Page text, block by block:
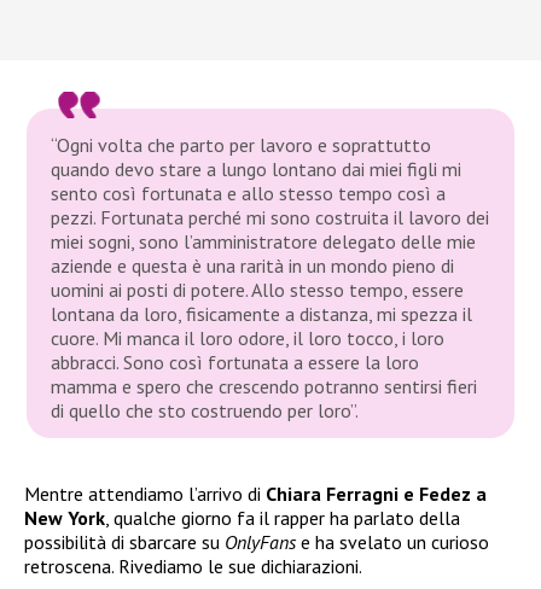
“Ogni volta che parto per lavoro e soprattutto
quando devo stare a lungo lontano dai miei figli mi
sento così fortunata e allo stesso tempo così a
pezzi. Fortunata perché mi sono costruita il lavoro dei
miei sogni, sono l’amministratore delegato delle mie
aziende e questa è una rarità in un mondo pieno di
uomini ai posti di potere. Allo stesso tempo, essere
lontana da loro, fisicamente a distanza, mi spezza il
cuore. Mi manca il loro odore, il loro tocco, i loro
abbracci. Sono così fortunata a essere la loro
mamma e spero che crescendo potranno sentirsi fieri
di quello che sto costruendo per loro”.
Mentre attendiamo l’arrivo di Chiara Ferragni e Fedez a
New York , qualche giorno fa il rapper ha parlato della
possibilità di sbarcare su OnlyFanse ha svelato un curioso
retroscena. Rivediamo le sue dichiarazioni.